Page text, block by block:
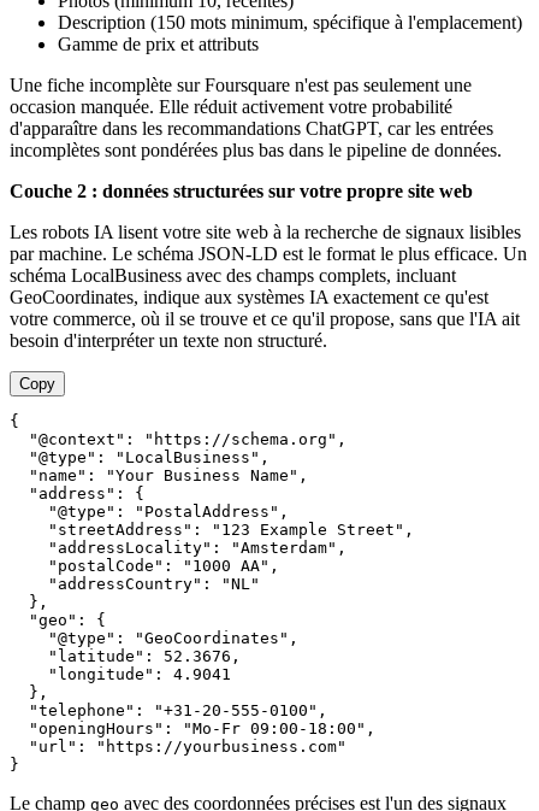
Description (150 mots minimum, spécifique à l'emplacement)
Gamme de prix et attributs
Une fiche incomplète sur Foursquare n'est pas seulement une
occasion manquée. Elle réduit activement votre probabilité
d'apparaître dans les recommandations ChatGPT, car les entrées
incomplètes sont pondérées plus bas dans le pipeline de données.
Couche 2 : données structurées sur votre propre site web
Les robots IA lisent votre site web à la recherche de signaux lisibles
par machine. Le schéma JSON-LD est le format le plus efficace. Un
schéma LocalBusiness avec des champs complets, incluant
GeoCoordinates, indique aux systèmes IA exactement ce qu'est
votre commerce, où il se trouve et ce qu'il propose, sans que l'IA ait
besoin d'interpréter un texte non structuré.
Copy
{
"@context" : "https://schema.org" ,
"@type" : "LocalBusiness" ,
"name" : "Your Business Name" ,
"address" :
{
"@type" : "PostalAddress" ,
"streetAddress" : "123 Example Street" ,
"addressLocality" : "Amsterdam" ,
"postalCode" : "1000 AA" ,
"addressCountry" :
"NL"
} ,
"geo" :
{
"@type" : "GeoCoordinates" ,
"latitude" : 52.3676 ,
"longitude" :
4.9041
} ,
"telephone" : "+31-20-555-0100" ,
"openingHours" : "Mo-Fr 09:00-18:00" ,
"url" :
"https://yourbusiness.com"
}
Le champ geo avec des coordonnées précises est l'un des signaux